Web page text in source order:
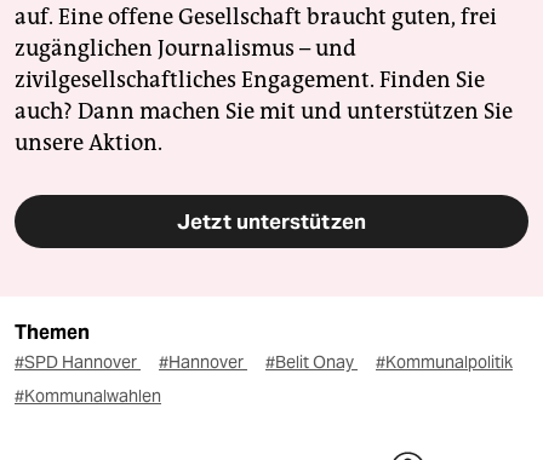
auf. Eine offene Gesellschaft braucht guten, frei
zugänglichen Journalismus – und
zivilgesellschaftliches Engagement. Finden Sie
auch? Dann machen Sie mit und unterstützen Sie
unsere Aktion.
Jetzt unterstützen
Themen
#SPD Hannover #Hannover #Belit Onay
#Kommunalpolitik
#Kommunalwahlen